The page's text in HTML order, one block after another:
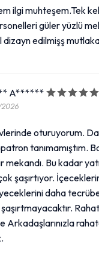
ilgi muhteşem.Tek
güler yüzlü
dizayn edilmişş
A******
oturuyorum.
tanımamıştım.
mekandı. Bu kadar
şaşırtıyor.
daha
Arkadaşlarınızla